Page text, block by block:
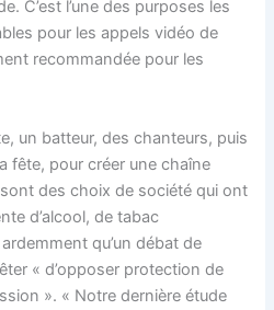
C’est l’une des purposes les
pour les appels vidéo de
recommandée pour les
un batteur, des chanteurs, puis
fête, pour créer une chaîne
des choix de société qui ont
d’alcool, de tabac
qu’un débat de
« d’opposer protection de
». « Notre dernière étude